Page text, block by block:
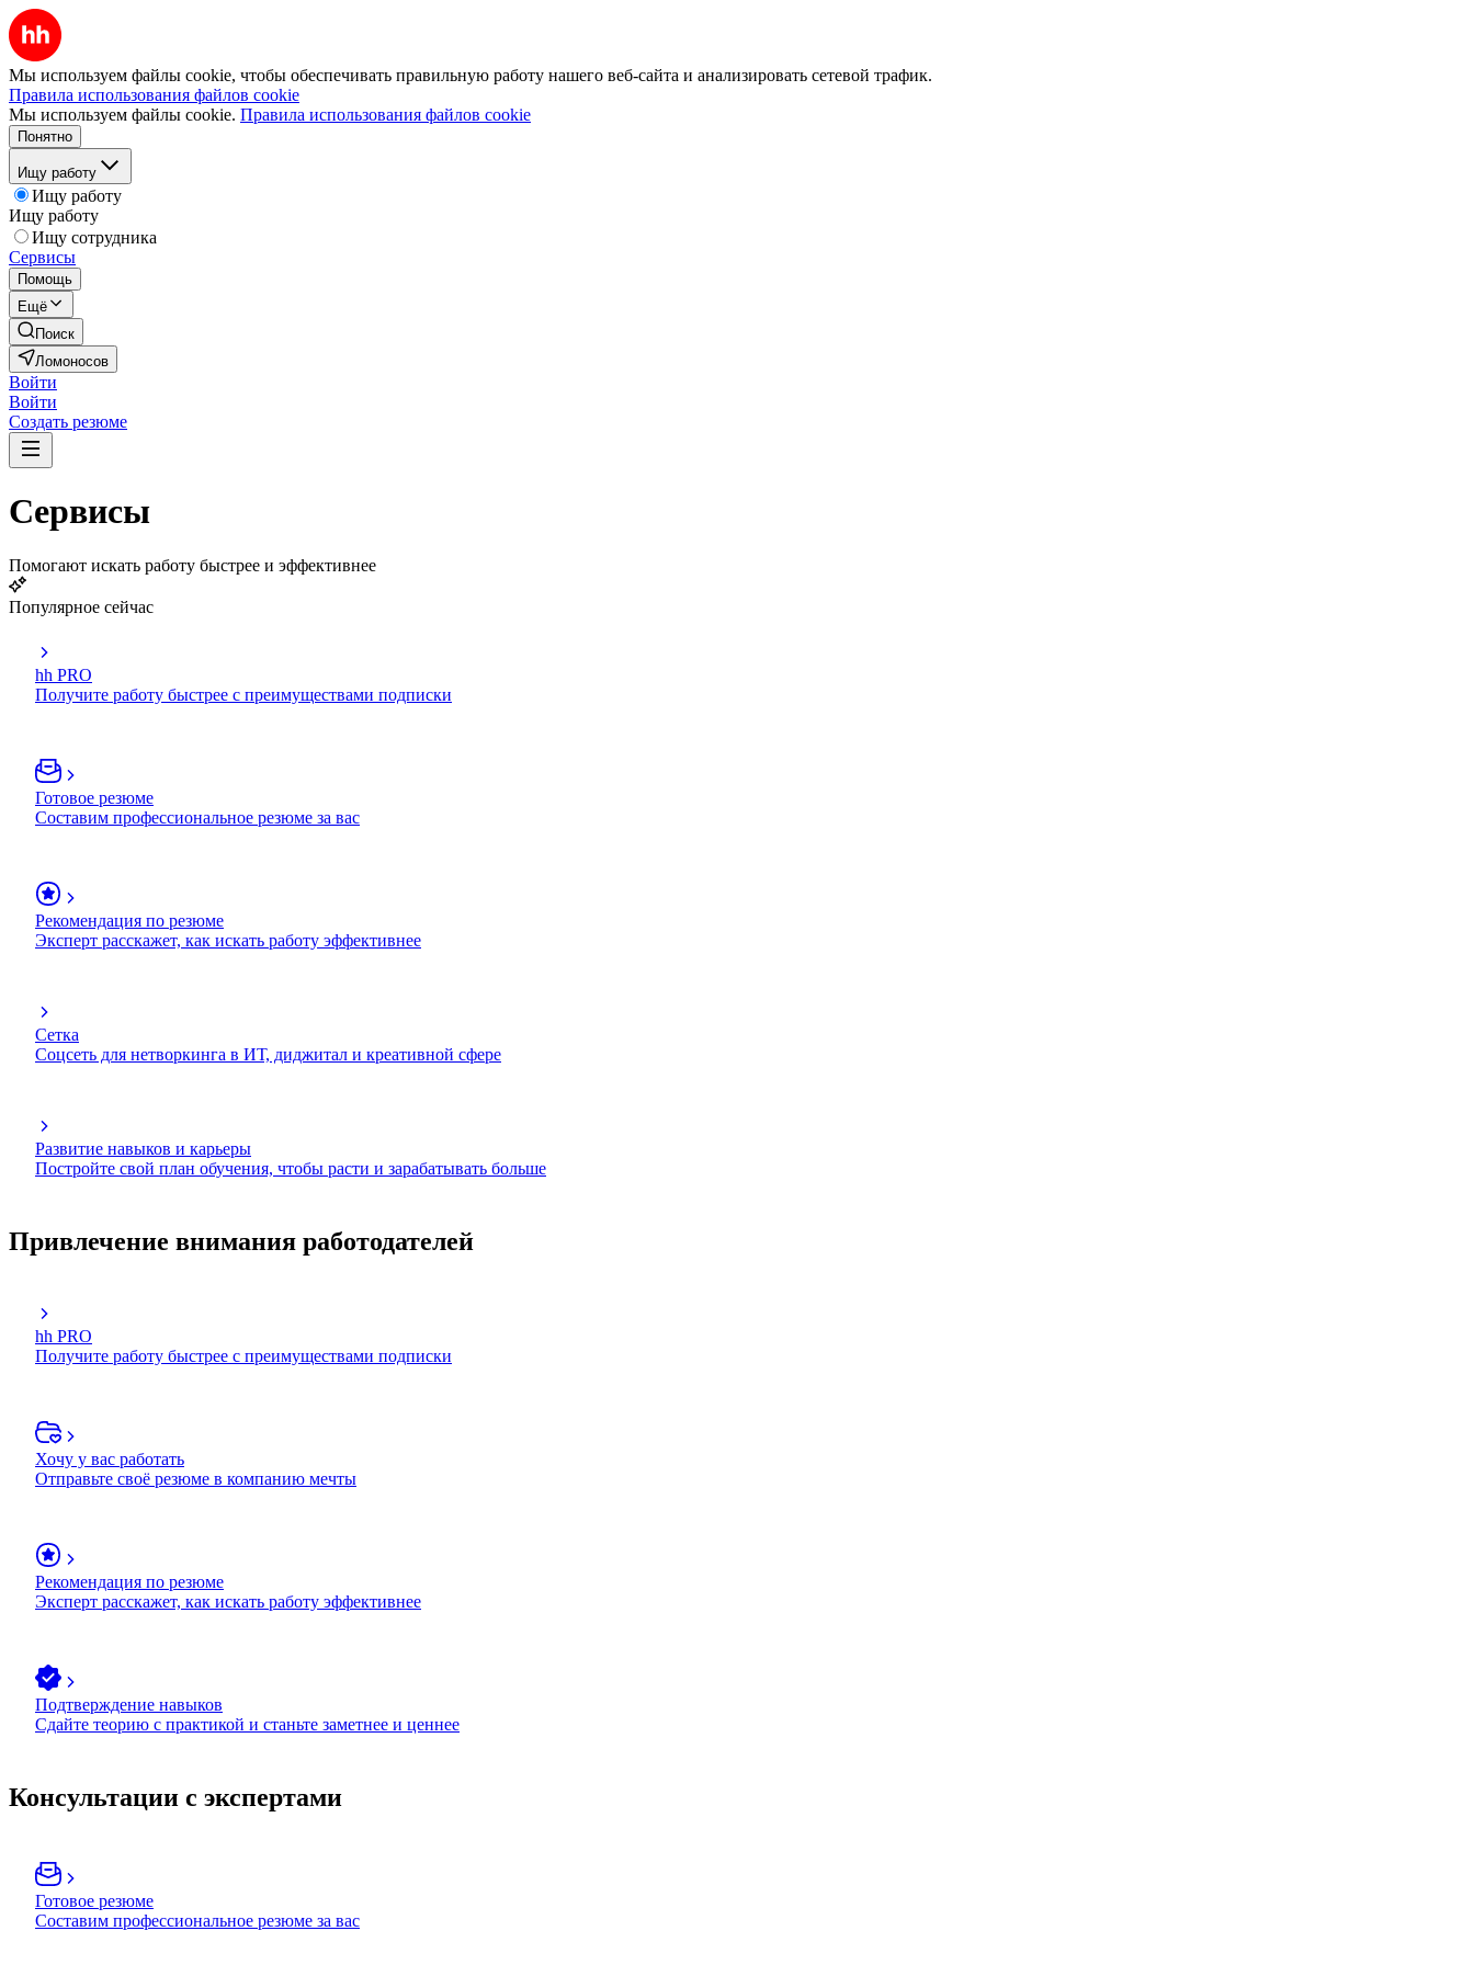
Мы используем файлы cookie, чтобы обеспечивать правильную работу нашего веб-сайта и анализировать сетевой трафик.
Правила использования файлов cookie
Мы используем файлы cookie. Правила использования файлов cookie
Понятно
Ищу работу
Ищу работу
Ищу работу
Ищу сотрудника
Сервисы
Помощь
Ещё
Поиск
Ломоносов
Войти
Войти
Создать резюме
Сервисы
Помогают искать работу быстрее и эффективнее
Популярное сейчас
hh PRO
Получите работу быстрее с преимуществами подписки
Готовое резюме
Составим профессиональное резюме за вас
Рекомендация по резюме
Эксперт расскажет, как искать работу эффективнее
Сетка
Соцсеть для нетворкинга в ИТ, диджитал и креативной сфере
Развитие навыков и карьеры
Постройте свой план обучения, чтобы расти и зарабатывать больше
Привлечение внимания работодателей
hh PRO
Получите работу быстрее с преимуществами подписки
Хочу у вас работать
Отправьте своё резюме в компанию мечты
Рекомендация по резюме
Эксперт расскажет, как искать работу эффективнее
Подтверждение навыков
Сдайте теорию с практикой и станьте заметнее и ценнее
Консультации с экспертами
Готовое резюме
Составим профессиональное резюме за вас